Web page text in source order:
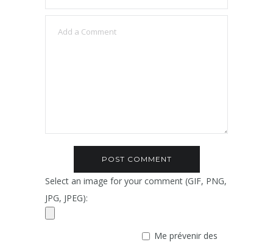
Select an image for your comment (GIF, PNG,
JPG, JPEG):
Me prévenir des